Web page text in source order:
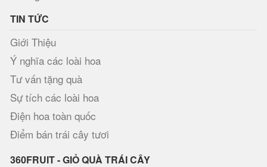
TIN TỨC
Giới Thiệu
Ý nghĩa các loài hoa
Tư vấn tặng quà
Sự tích các loài hoa
Điện hoa toàn quốc
Điểm bán trái cây tươi
360FRUIT - GIỎ QUÀ TRÁI CÂY